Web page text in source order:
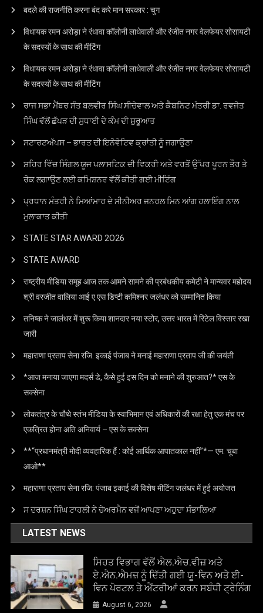
बदले की राजनीति करना बंद करे मान सरकार : चुग
विधायक रमन अरोड़ा ने रंधावा कॉलोनी लाधेवाली और रंजीत नगर वेलफेयर सोसायटी
के सदस्यों के साथ की मीटिंग
विधायक रमन अरोड़ा ने रंधावा कॉलोनी लाधेवाली और रंजीत नगर वेलफेयर सोसायटी
के सदस्यों के साथ की मीटिंग
ਰਾਜ ਸਭਾ ਮੈਂਬਰ ਸੰਤ ਬਲਵੀਰ ਸਿੰਘ ਸੀਚੇਵਾਲ ਅਤੇ ਕੈਬਨਿਟ ਮੰਤਰੀ ਡਾ. ਰਵਜੋਤ
ਸਿੰਘ ਵੱਲੋਂ ਛੱਪੜ ਦੀ ਸੁਧਾਈ ਦੇ ਕੰਮ ਦੀ ਸ਼ੁਰੂਆਤ
ਸਟਾਰਟਅੱਪਸ – ਭਾਰਤ ਦੀ ਇਨੋਵੇਟਿਵ ਕ੍ਰਾਂਤੀ ਨੂੰ ਜਗਾਉਣਾ
ਸ਼ਹਿਰ ਵਿੱਚ ਸਿੰਗਲ ਯੂਜ ਪਲਾਸਟਿਕ ਦੀ ਵਿਕਰੀ ਅਤੇ ਵਰਤੋਂ ਉੱਪਰ ਪੂਰਨ ਤੌਰ ਤੇ
ਰੋਕ ਲਗਾਉਣ ਲਈ ਕਮਿਸ਼ਨਰ ਵੱਲੋਂ ਕੀਤੀ ਗਈ ਮੀਟਿੰਗ
ਪ੍ਰਧਾਨ ਮੰਤਰੀ ਨੇ ਮਿਆਂਮਾਰ ਦੇ ਸੀਨੀਅਰ ਜਨਰਲ ਮਿਨ ਆਂਗ ਹਲਾਇੰਗ ਨਾਲ
ਮੁਲਾਕਾਤ ਕੀਤੀ
STATE STAR AWARD 2O26
STATE AWARD
राष्ट्रीय मीडिया समूह आज तक आमने सामने की प्रबंधकीय कमेटी ने मान्यवर महोदय
श्री वरजीत वालिया आई ए एस डिप्टी कमिश्नर जलंधर को सम्मानित किया
तनिष्क ने जालंधर में शुरू किया शानदार नया स्टोर, उत्तर भारत में रिटेल विस्तार रखा
जारी
महाराणा प्रताप सेना रजि: इकाई पंजाब ने मनाई महाराणा प्रताप जी की जयंती
*आज मनाया जाएगा मदर्स डे, कैसे हुई इस दिन को मनाने की शुरुआत?* एस के
सक्सेना
लोकतंत्र के चौथे स्तंभ मीडिया के स्वाभिमान एवं अधिकारों की रक्षा हेतु एक मंच पर
एकत्रित होना अति अनिवार्य – एस के सक्सेना
**“प्रधानमंत्री मोदी व्यवहारिक हैं : कोई आर्थिक आपातकाल नहीं”*— एम. चूबा
आओ**
महाराणा प्रताप सेना रजि: पंजाब इकाई की विशेष मीटिंग जलंधर में हुई अयोजत
ਸ ਦਰਸ਼ਨ ਸਿੰਘ ਟਾਹਲੀ ਨੇ ਚੇਅਰਮੈਨ ਵਜੋਂ ਆਪਣਾ ਅਹੁਦਾ ਸੰਭਾਲਿਆ
LATEST NEWS
ਸਿਹਤ ਵਿਭਾਗ ਵੱਲੋਂ ਐਲ.ਐਚ.ਵੀਜ਼ ਅਤੇ
ਏ.ਐਨ.ਐਮਜ਼ ਨੂੰ ਦਿੱਤੀ ਗਈ ਯੂ-ਵਿਨ ਅਤੇ ਈ-
ਵਿਨ ਪੋਰਟਲ ਤੇ ਐਂਟਰੀਆਂ ਕਰਨ ਸਬੰਧੀ ਟ੍ਰੇਨਿੰਗ
August 6, 2026